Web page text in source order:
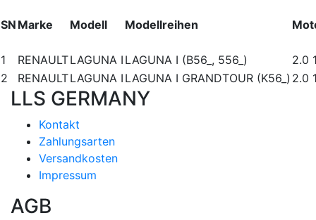
SN Marke Modell Modellreihen
1 RENAULTLAGUNA I LAGUNA I (B56_, 556_)
2.0
2
RENAULTLAGUNA I LAGUNA I GRANDTOUR (K56_) 2.0
LLS GERMANY
Kontakt
Zahlungsarten
Versandkosten
Impressum
AGB